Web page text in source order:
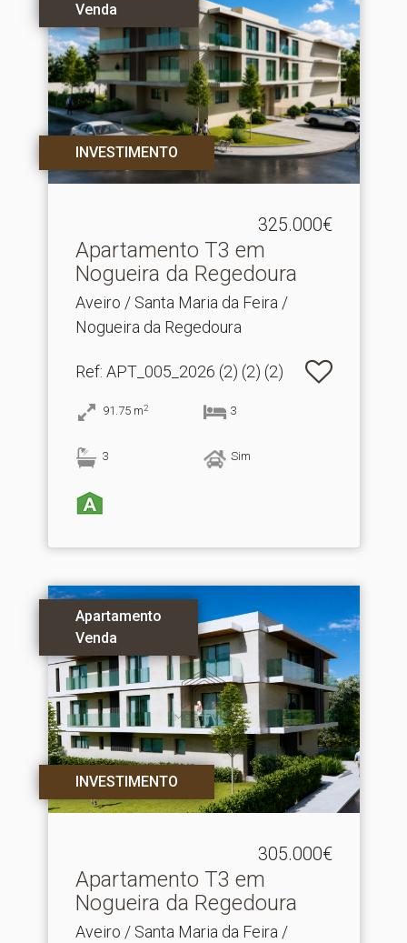
Venda
INVESTIMENTO
325.000€
Apartamento T3 em
Nogueira da Regedoura
Aveiro / Santa Maria da Feira /
Nogueira da Regedoura
Ref: APT_005_2026 (2) (2) (2)
91.75 m2 3
3 Sim
Apartamento
Venda
INVESTIMENTO
305.000€
Apartamento T3 em
Nogueira da Regedoura
Aveiro / Santa Maria da Feira /